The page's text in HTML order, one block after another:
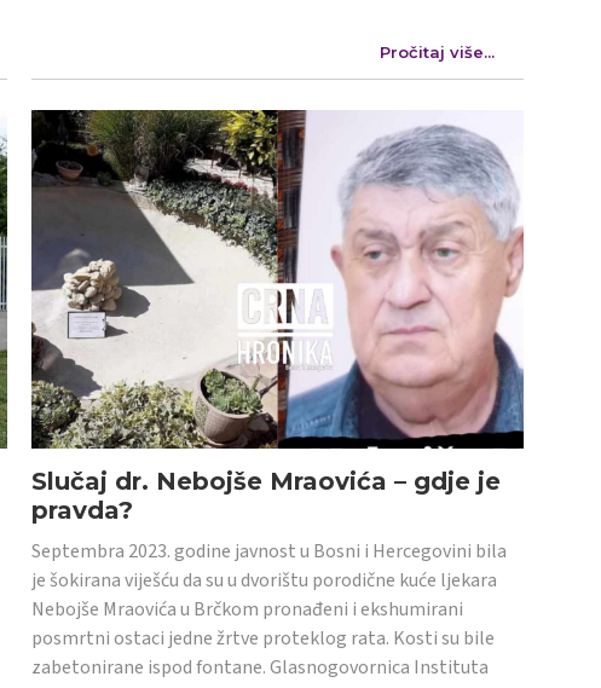
Pročitaj više...
Slučaj dr. Nebojše Mraovića – gdje je
pravda?
Septembra 2023. godine javnost u Bosni i Hercegovini bila
je šokirana viješću da su u dvorištu porodične kuće ljekara
Nebojše Mraovića u Brčkom pronađeni i ekshumirani
posmrtni ostaci jedne žrtve proteklog rata. Kosti su bile
zabetonirane ispod fontane. Glasnogovornica Instituta